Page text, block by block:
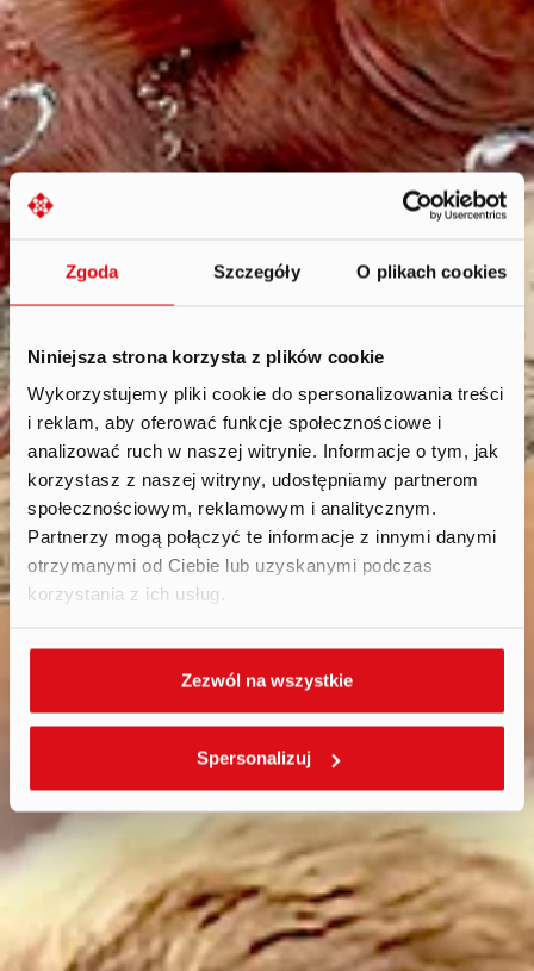
Zgoda Szczegóły O plikach cookies
Niniejsza strona korzysta z plików cookie
Wykorzystujemy pliki cookie do spersonalizowania treści
i reklam, aby oferować funkcje społecznościowe i
analizować ruch w naszej witrynie. Informacje o tym, jak
korzystasz z naszej witryny, udostępniamy partnerom
społecznościowym, reklamowym i analitycznym.
Partnerzy mogą połączyć te informacje z innymi danymi
otrzymanymi od Ciebie lub uzyskanymi podczas
korzystania z ich usług.
Zezwól na wszystkie
Spersonalizuj
history.